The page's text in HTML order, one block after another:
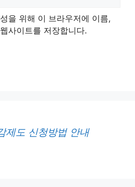
을 위해 이 브라우저에 이름,
사이트를 저장합니다.
제도 신청방법 안내